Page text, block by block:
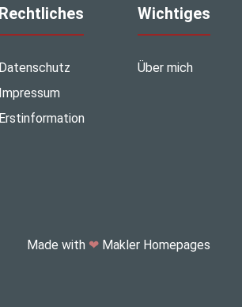
Rechtliches
Datenschutz
Impressum
Erstinformation
Wichtiges
Über mich
Made with ❤Makler Homepages